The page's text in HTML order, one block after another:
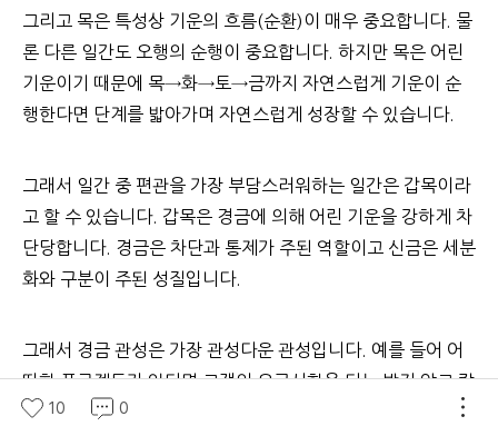
그리고 목은 특성상 기운의 흐름(순환)이 매우 중요합니다. 물
론 다른 일간도 오행의 순행이 중요합니다. 하지만 목은 어린
기운이기 때문에 목→화→토→금까지 자연스럽게 기운이 순
행한다면 단계를 밟아가며 자연스럽게 성장할 수 있습니다.
그래서 일간 중 편관을 가장 부담스러워하는 일간은 갑목이라
고 할 수 있습니다. 갑목은 경금에 의해 어린 기운을 강하게 차
단당합니다. 경금은 차단과 통제가 주된 역할이고 신금은 세분
화와 구분이 주된 성질입니다.
그래서 경금 관성은 가장 관성다운 관성입니다. 예를 들어 어
떠한 프로젝트가 있다면 고객의 요구사항을 더는 받지 않고 칼
같이 차단하며 프로젝트를 마무리하는 것입니다. 그리고 그동
10 0